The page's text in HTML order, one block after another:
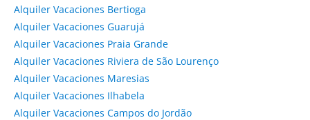
Alquiler Vacaciones Bertioga
Alquiler Vacaciones Guarujá
Alquiler Vacaciones Praia Grande
Alquiler Vacaciones Riviera de São Lourenço
Alquiler Vacaciones Maresias
Alquiler Vacaciones Ilhabela
Alquiler Vacaciones Campos do Jordão